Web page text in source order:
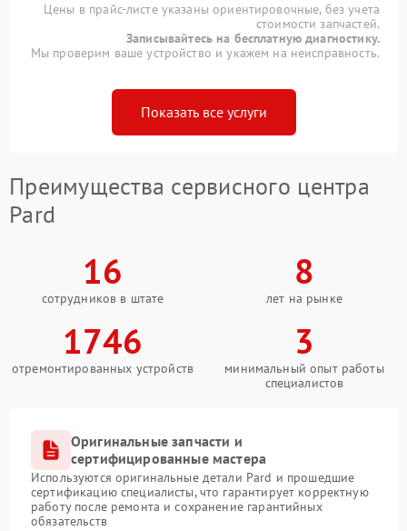
Цены в прайс-листе указаны ориентировочные, без учета
стоимости запчастей.
Записывайтесь на бесплатную диагностику.
Мы проверим ваше устройство и укажем на неисправность.
Показать все услуги
Преимущества сервисного центра
Pard
16
сотрудников в штате
8
лет на рынке
1746
отремонтированных устройств
3
минимальный опыт работы
специалистов
Оригинальные запчасти и
сертифицированные мастера
Используются оригинальные детали Pard и прошедшие
сертификацию специалисты, что гарантирует корректную
работу после ремонта и сохранение гарантийных
обязательств